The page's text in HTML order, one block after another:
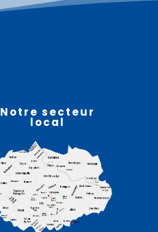
Notre secteur
local